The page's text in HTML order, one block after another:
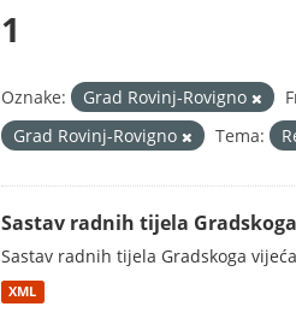
1
Oznake: Grad Rovinj-Rovigno
Grad Rovinj-Rovigno
Tema:
Sastav radnih tijela
Sastav radnih tijela Gradskoga
XML